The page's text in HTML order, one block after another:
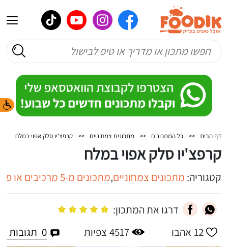
דף הבית >> כל המתכונים >> מתכונים צמחוניים >> קרפצ'יו סלק אפוי במלח
קרפצ'יו סלק אפוי במלח
קטגוריה: מתכונים צמחוניים,מתכונים מ-5 מרכיבים או פחות
דרגו את המתכון:
12 אהבו 4517 צפיות 0 תגובות